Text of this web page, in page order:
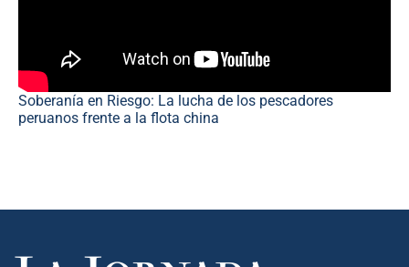
Soberanía en Riesgo: La lucha de los pescadores
peruanos frente a la flota china